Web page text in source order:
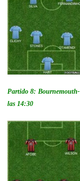
Partido 8:
las 14:30